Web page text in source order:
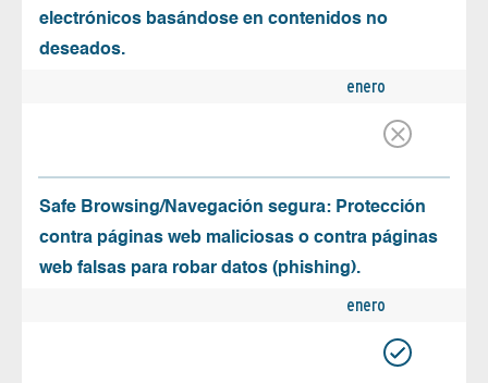
electrónicos basándose en contenidos no
deseados.
enero
Safe Browsing/Navegación segura: Protección
contra páginas web maliciosas o contra páginas
web falsas para robar datos (phishing).
enero